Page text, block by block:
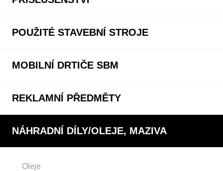
POUŽITÉ STAVEBNÍ STROJE
MOBILNÍ DRTIČE SBM
REKLAMNÍ PŘEDMĚTY
NÁHRADNÍ DÍLY/OLEJE, MAZIVA
Oleje